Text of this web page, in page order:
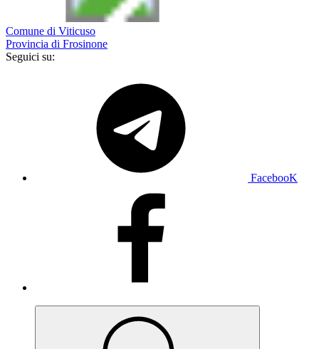
Comune di Viticuso
Provincia di Frosinone
Seguici su:
FacebooK